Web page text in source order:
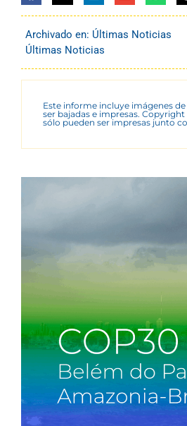
Archivado en: Últimas Noticias
Últimas Noticias
Este informe incluye imágenes
ser bajadas e impresas. Copyright
sólo pueden ser impresas junto